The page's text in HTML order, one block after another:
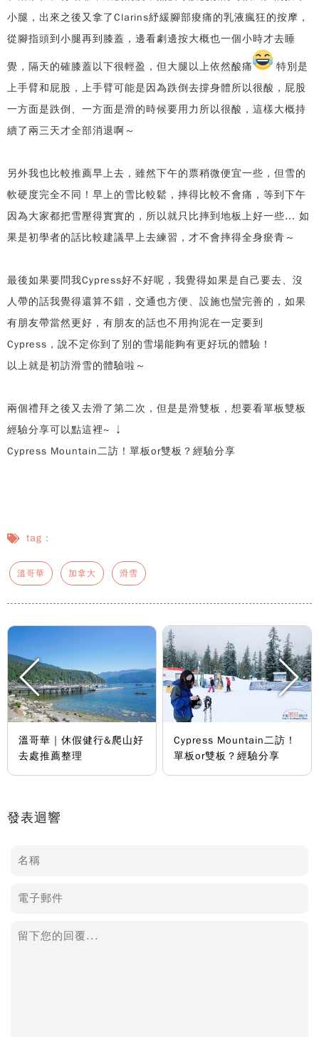
小腿，出來之後又拿了Clarins紓緩腳部痠痛的乳液瘋狂的按摩，
從腳指頭到小腿再到膝蓋，邊看劇邊按大概也一個小時才去睡
覺，隔天的確膝蓋以下很輕盈，但大腿以上依然酸痛
特別是
上手臂和屁股，上手臂可能是因為跌倒去撐身體所以很酸，屁股
一方面是跌倒、一方面是滑的時候要用力所以很酸，這樣大概持
續了兩三天才全部消退啊～
另外我也比較推薦早上去，雖然下午的票稍微便宜一些，但雪的
軟硬度完全不同！早上的雪比較鬆，摔得比較不會痛，等到下午
因為大家都把雪壓得實實的，所以就只比摔到地板上好一些... 如
果是初學者的話比較建議早上去練習，才不會摔得全身瘀青～
最後如果要問我Cypress好不好呢，我覺得如果是自己要去、沒
人帶的話我覺得還算不錯，交通也方便、設施也蠻完善的，如果
有朋友帶當然更好，有朋友的話也不用拘泥在一定要到
Cypress，說不定你到了別的雪場能夠有更好玩的體驗！
以上就是初訪滑雪的體驗啦～
兩個禮拜之後又去滑了第二次，但是是滑雙板，想要看單板雙板
經驗分享可以點這裡~ ↓
Cypress Mountain二訪！單板or雙板？經驗分享
tag：
溫哥華 加拿大 滑雪
溫哥華｜休假健行&爬山好
去處推薦整理
Cypress Mountain二訪！
單板or雙板？經驗分享
發表迴響